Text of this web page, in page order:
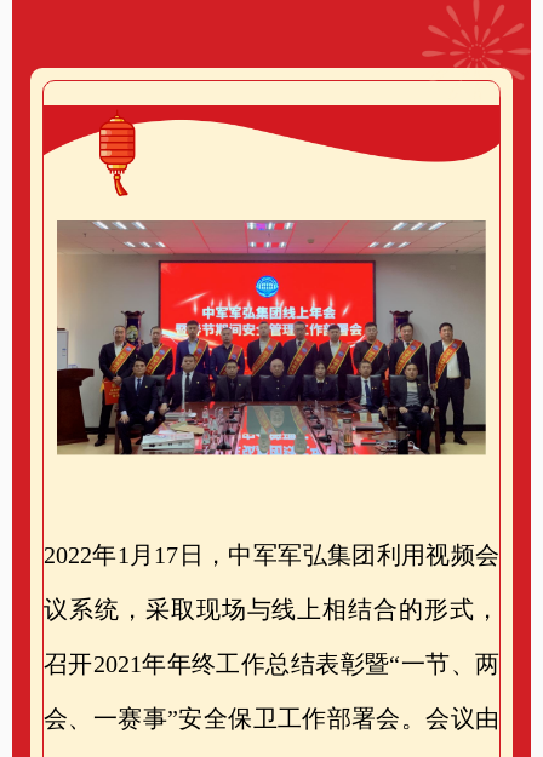
2022年1月17日，中军军弘集团利用视频会
议系统，采取现场与线上相结合的形式，
召开2021年年终工作总结表彰暨“一节、两
会、一赛事”安全保卫工作部署会。会议由